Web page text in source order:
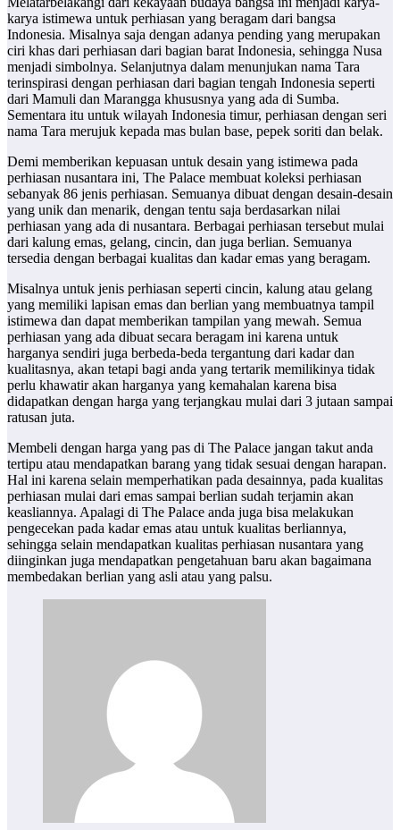
karya istimewa untuk perhiasan yang beragam dari bangsa
Indonesia. Misalnya saja dengan adanya pending yang merupakan
ciri khas dari perhiasan dari bagian barat Indonesia, sehingga Nusa
menjadi simbolnya. Selanjutnya dalam menunjukan nama Tara
terinspirasi dengan perhiasan dari bagian tengah Indonesia seperti
dari Mamuli dan Marangga khususnya yang ada di Sumba.
Sementara itu untuk wilayah Indonesia timur, perhiasan dengan seri
nama Tara merujuk kepada mas bulan base, pepek soriti dan belak.
Demi memberikan kepuasan untuk desain yang istimewa pada
perhiasan nusantara ini, The Palace membuat koleksi perhiasan
sebanyak 86 jenis perhiasan. Semuanya dibuat dengan desain-desain
yang unik dan menarik, dengan tentu saja berdasarkan nilai
perhiasan yang ada di nusantara. Berbagai perhiasan tersebut mulai
dari kalung emas, gelang, cincin, dan juga berlian. Semuanya
tersedia dengan berbagai kualitas dan kadar emas yang beragam.
Misalnya untuk jenis perhiasan seperti cincin, kalung atau gelang
yang memiliki lapisan emas dan berlian yang membuatnya tampil
istimewa dan dapat memberikan tampilan yang mewah. Semua
perhiasan yang ada dibuat secara beragam ini karena untuk
harganya sendiri juga berbeda-beda tergantung dari kadar dan
kualitasnya, akan tetapi bagi anda yang tertarik memilikinya tidak
perlu khawatir akan harganya yang kemahalan karena bisa
didapatkan dengan harga yang terjangkau mulai dari 3 jutaan sampai
ratusan juta.
Membeli dengan harga yang pas di The Palace jangan takut anda
tertipu atau mendapatkan barang yang tidak sesuai dengan harapan.
Hal ini karena selain memperhatikan pada desainnya, pada kualitas
perhiasan mulai dari emas sampai berlian sudah terjamin akan
keasliannya. Apalagi di The Palace anda juga bisa melakukan
pengecekan pada kadar emas atau untuk kualitas berliannya,
sehingga selain mendapatkan kualitas perhiasan nusantara yang
diinginkan juga mendapatkan pengetahuan baru akan bagaimana
membedakan berlian yang asli atau yang palsu.